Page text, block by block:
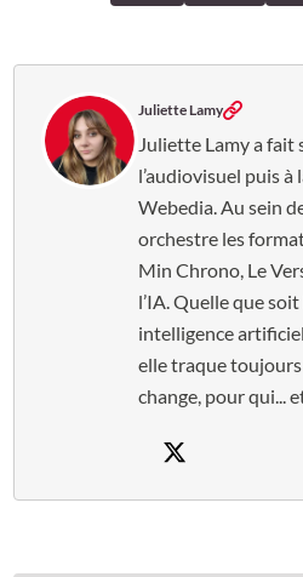
Juliette Lamy
Juliette Lamy a fait
l’audiovisuel puis
Webedia. Au sein
orchestre les
Min Chrono, Le
l’IA. Quelle que
intelligence
elle traque toujours
change, pour qui...